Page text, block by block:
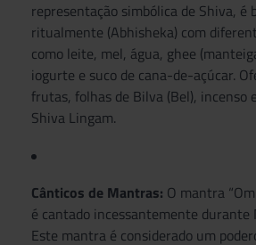
representação simbólica de Shiva, é
ritualmente (Abhisheka) com
como leite, mel, água, ghee
iogurte e suco de cana-de-açúcar.
frutas, folhas de Bilva (Bel), incenso
Shiva Lingam.
Cânticos de Mantras: O mantra
é cantado incessantemente
Este mantra é considerado um